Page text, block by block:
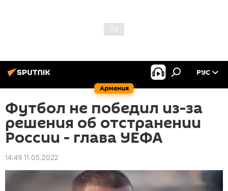
Армения
РУС
Футбол не победил из-за
решения об отстранении
России - глава УЕФА
14:49 11.05.2022